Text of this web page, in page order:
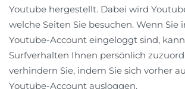
Youtube hergestellt. Dabei wird
welche Seiten Sie besuchen. Wenn Sie
Youtube-Account eingeloggt sind,
Surfverhalten Ihnen persönlich
verhindern Sie, indem Sie sich vorher
Youtube-Account ausloggen.